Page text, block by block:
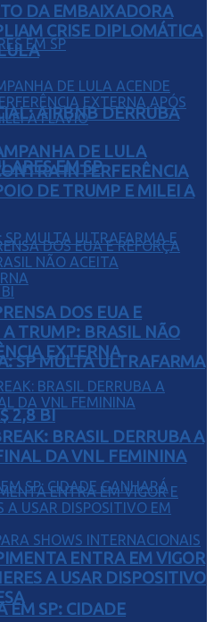
AIRBNB DERRUBA
EM SP
SP MULTA ULTRAFARMA
2,8 BI
EM SP: CIDADE
DA EMBAIXADORA
CRISE DIPLOMÁTICA
DE LULA
INTERFERÊNCIA
DE TRUMP E MILEI A
DOS EUA E
A TRUMP: BRASIL NÃO
EXTERNA
BRASIL DERRUBA A
DA VNL FEMININA
ENTRA EM VIGOR
A USAR DISPOSITIVO